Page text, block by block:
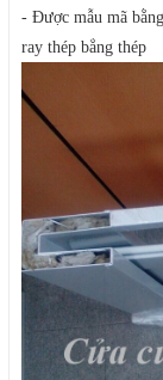
- Được mẫu mã
ray thép bẳng thép